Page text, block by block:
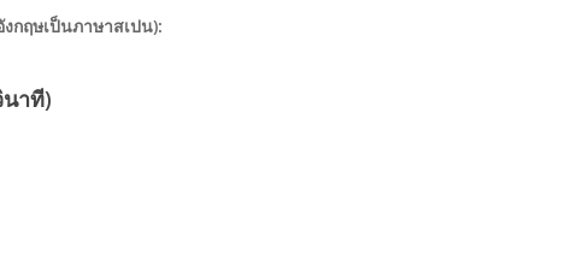
กฤษเป็นภาษาสเปน):
าที)